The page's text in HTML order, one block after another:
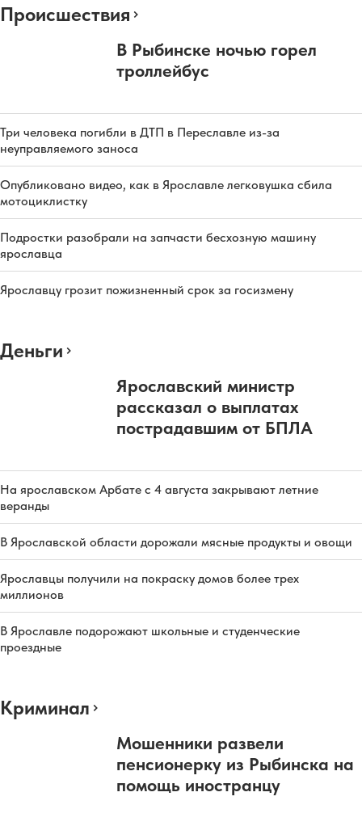
Происшествия
В Рыбинске ночью горел
троллейбус
Три человека погибли в ДТП в Переславле из-за
неуправляемого заноса
Опубликовано видео, как в Ярославле легковушка сбила
мотоциклистку
Подростки разобрали на запчасти бесхозную машину
ярославца
Ярославцу грозит пожизненный срок за госизмену
Деньги
Ярославский министр
рассказал о выплатах
пострадавшим от БПЛА
На ярославском Арбате с 4 августа закрывают летние
веранды
В Ярославской области дорожали мясные продукты и овощи
Ярославцы получили на покраску домов более трех
миллионов
В Ярославле подорожают школьные и студенческие
проездные
Криминал
Мошенники развели
пенсионерку из Рыбинска на
помощь иностранцу